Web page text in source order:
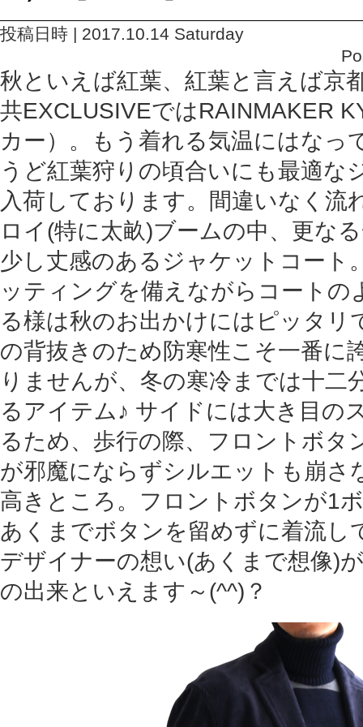
投稿日時 | 2017.10.14 Saturday
秋といえば紅葉、紅葉と言えば京
共EXCLUSIVEではRAINMAKER
カー）。もう着れる気温にはなっ
うど紅葉狩りの頃合いにも最適な
入荷しております。間違いなく流
ロイ(特に太畝)ブームの中、更な
少し丈感のあるジャケットコート
ッティングを備えながらコートの
る様は秋のお出かけにはピッタリ
の背抜きのため防寒性こそ一番に
りませんが、冬の寒冷までは十二
るアイテム♪ サイドには大き目の
るため、歩行の際、フロントボタ
が邪魔にならずシルエットも崩さ
高きところ。フロントボタンが1
あくまでボタンを留めずに着流し
デザイナーの想い(あくまで想像)
の出来といえます～(^^)？